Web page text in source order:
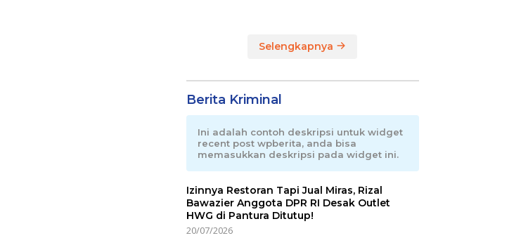
Selengkapnya
Berita Kriminal
Ini adalah contoh deskripsi untuk widget
recent post wpberita, anda bisa
memasukkan deskripsi pada widget ini.
Izinnya Restoran Tapi Jual Miras, Rizal
Bawazier Anggota DPR RI Desak Outlet
HWG di Pantura Ditutup!
20/07/2026